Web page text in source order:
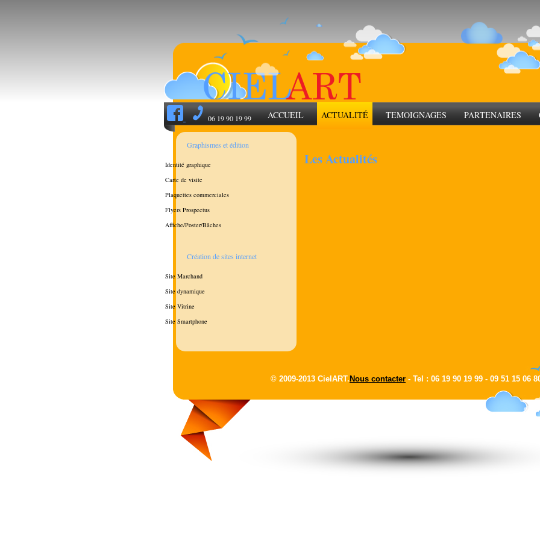
06 19 90 19 99 ACCUEIL ACTUALITÉ TEMOIGNAGES PARTENAIRES
Graphismes et édition
Identité graphique
Carte de visite
Plaquettes commerciales
Flyers Prospectus
Affiche/Poster/Bâches
Création de sites internet
Site Marchand
Site dynamique
Site Vitrine
Site Smartphone
Les Actualités
© 2009-2013 CielART.Nous contacter - Tel : 06 19 90 19 99 - 09 51 15 06